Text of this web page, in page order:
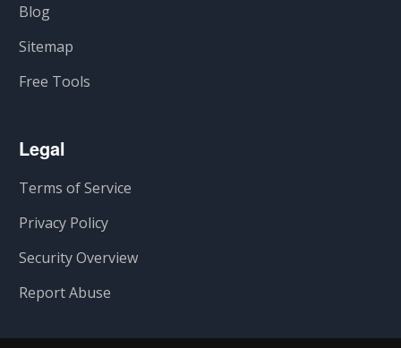
Blog
Sitemap
Free Tools
Legal
Terms of Service
Privacy Policy
Security Overview
Report Abuse